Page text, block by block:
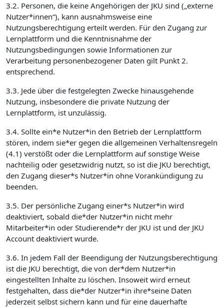
3.2. Personen, die keine Angehörigen der JKU sind („externe
Nutzer*innen“), kann ausnahmsweise eine
Nutzungsberechtigung erteilt werden. Für den Zugang zur
Lernplattform und die Kenntnisnahme der
Nutzungsbedingungen sowie Informationen zur
Verarbeitung personenbezogener Daten gilt Punkt 2.
entsprechend.
3.3. Jede über die festgelegten Zwecke hinausgehende
Nutzung, insbesondere die private Nutzung der
Lernplattform, ist unzulässig.
3.4. Sollte ein*e Nutzer*in den Betrieb der Lernplattform
stören, indem sie*er gegen die allgemeinen Verhaltensregeln
(4.1) verstößt oder die Lernplattform auf sonstige Weise
nachteilig oder gesetzwidrig nutzt, so ist die JKU berechtigt,
den Zugang dieser*s Nutzer*in ohne Vorankündigung zu
beenden.
3.5. Der persönliche Zugang einer*s Nutzer*in wird
deaktiviert, sobald die*der Nutzer*in nicht mehr
Mitarbeiter*in oder Studierende*r der JKU ist und der JKU
Account deaktiviert wurde.
3.6. In jedem Fall der Beendigung der Nutzungsberechtigung
ist die JKU berechtigt, die von der*dem Nutzer*in
eingestellten Inhalte zu löschen. Insoweit wird erneut
festgehalten, dass die*der Nutzer*in ihre*seine Daten
jederzeit selbst sichern kann und für eine dauerhafte